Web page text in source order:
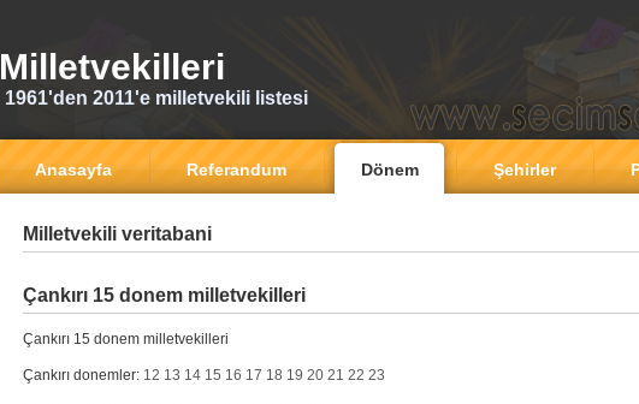
Milletvekilleri
1961'den 2011'e milletvekili listesi
Anasayfa Referandum Dönem Şehirler
Milletvekili veritabani
Çankırı 15 donem milletvekilleri
Çankırı 15 donem milletvekilleri
Çankırı donemler: 12 13 14 15 16 17 18 19 20 21 22 23